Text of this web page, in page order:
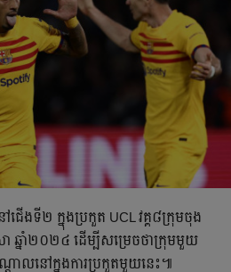
ជើង​ទី​២ ក្នុង​ប្រកួត​ UCL វគ្គ៨ក្រុម​ចុង​
ឆ្នាំ​២០២៤​ ដើម្បី​សម្រេច​ថា​ក្រុម​មួយ​
ាល​នៅ​ក្នុង​ការ​ប្រកួត​មួយ​នេះ​៕